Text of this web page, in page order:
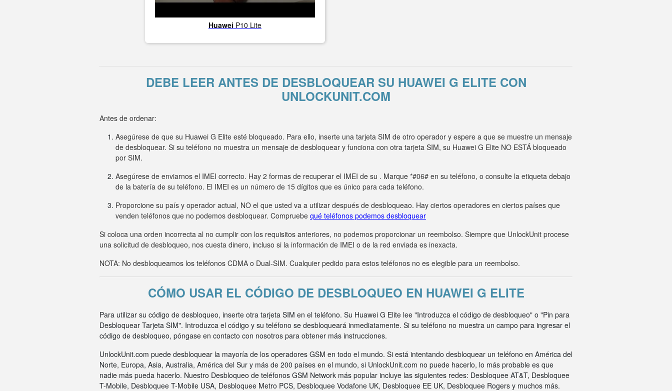
Huawei P10 Lite
DEBE LEER ANTES DE DESBLOQUEAR SU HUAWEI G ELITE CON
UNLOCKUNIT.COM
Antes de ordenar:
Asegúrese de que su Huawei G Elite esté bloqueado. Para ello, inserte una tarjeta SIM de otro operador y espere a que se muestre un mensaje
de desbloquear. Si su teléfono no muestra un mensaje de desbloquear y funciona con otra tarjeta SIM, su Huawei G Elite NO ESTÁ bloqueado
por SIM.
Asegúrese de enviarnos el IMEI correcto. Hay 2 formas de recuperar el IMEI de su . Marque *#06# en su teléfono, o consulte la etiqueta debajo
de la batería de su teléfono. El IMEI es un número de 15 dígitos que es único para cada teléfono.
Proporcione su país y operador actual, NO el que usted va a utilizar después de desbloqueao. Hay ciertos operadores en ciertos países que
venden teléfonos que no podemos desbloquear. Compruebe qué teléfonos podemos desbloquear
Si coloca una orden incorrecta al no cumplir con los requisitos anteriores, no podemos proporcionar un reembolso. Siempre que UnlockUnit procese
una solicitud de desbloqueo, nos cuesta dinero, incluso si la información de IMEI o de la red enviada es inexacta.
NOTA: No desbloqueamos los teléfonos CDMA o Dual-SIM. Cualquier pedido para estos teléfonos no es elegible para un reembolso.
CÓMO USAR EL CÓDIGO DE DESBLOQUEO EN HUAWEI G ELITE
Para utilizar su código de desbloqueo, inserte otra tarjeta SIM en el teléfono. Su Huawei G Elite lee "Introduzca el código de desbloqueo" o "Pin para
Desbloquear Tarjeta SIM". Introduzca el código y su teléfono se desbloqueará inmediatamente. Si su teléfono no muestra un campo para ingresar el
código de desbloqueo, póngase en contacto con nosotros para obtener más instrucciones.
UnlockUnit.com puede desbloquear la mayoría de los operadores GSM en todo el mundo. Si está intentando desbloquear un teléfono en América del
Norte, Europa, Asia, Australia, América del Sur y más de 200 países en el mundo, si UnlockUnit.com no puede hacerlo, lo más probable es que
nadie más pueda hacerlo. Nuestro Desbloqueo de teléfonos GSM Network más popular incluye las siguientes redes: Desbloquee AT&T, Desbloquee
T-Mobile, Desbloquee T-Mobile USA, Desbloquee Metro PCS, Desbloquee Vodafone UK, Desbloquee EE UK, Desbloquee Rogers y muchos más.